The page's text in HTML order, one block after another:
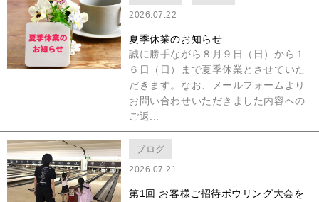
2026.07.22
夏季休業のお知らせ
誠に勝手ながら８月９日（日）から１
６日（日）まで夏季休業とさせていた
だきます。なお、メールフォームより
お問い合わせいただきました内容への
ご返...
ブログ
2026.07.21
第1回 お客様ご招待ボウリング大会を